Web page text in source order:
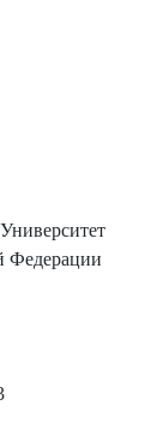
Федерации